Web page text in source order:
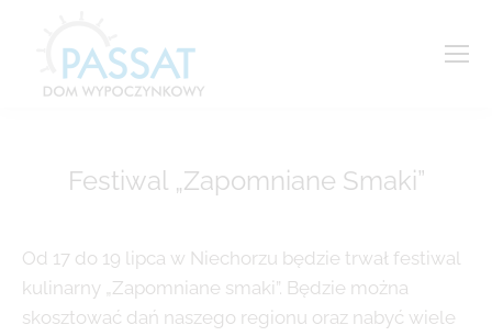
Festiwal „Zapomniane Smaki”
Od 17 do 19 lipca w Niechorzu będzie trwał festiwal
kulinarny „Zapomniane smaki”. Będzie można
skosztować dań naszego regionu oraz nabyć wiele